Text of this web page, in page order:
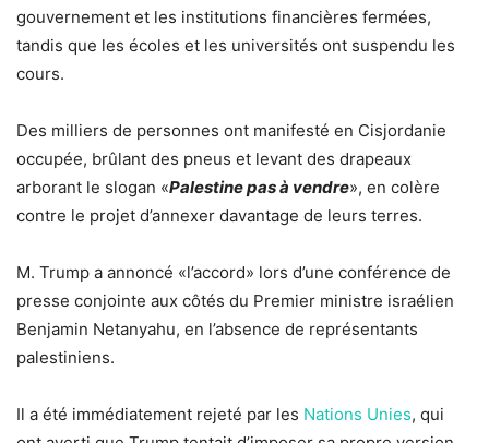
gouvernement et les institutions financières fermées,
tandis que les écoles et les universités ont suspendu les
cours.
Des milliers de personnes ont manifesté en Cisjordanie
occupée, brûlant des pneus et levant des drapeaux
arborant le slogan «Palestine pas à vendre», en colère
contre le projet d’annexer davantage de leurs terres.
M. Trump a annoncé «l’accord» lors d’une conférence de
presse conjointe aux côtés du Premier ministre israélien
Benjamin Netanyahu, en l’absence de représentants
palestiniens.
Il a été immédiatement rejeté par les Nations Unies, qui